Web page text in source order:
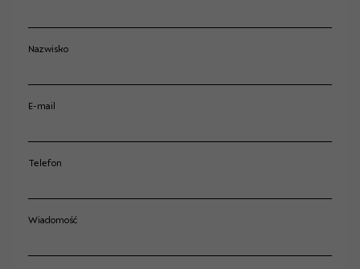
Nazwisko
E-mail
Telefon
Wiadomość